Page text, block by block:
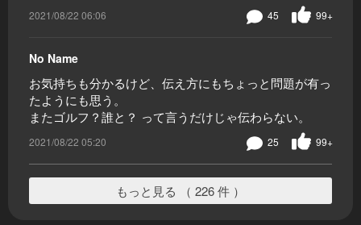
2021/08/22 06:06 99+
45
No Name
お気持ちも分かるけど、伝え方にもちょっと問題が有っ
たようにも思う。
またゴルフ？誰と？ って言うだけじゃ伝わらない。
2021/08/22 05:20 99+
25
もっと見る （ 226 件 ）